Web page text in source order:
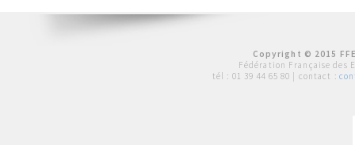
Copyright © 2015
Fédération Française des
tél : 01 39 44 65 80 | contact :